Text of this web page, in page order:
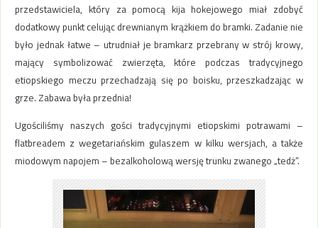
przedstawiciela, który za pomocą kija hokejowego miał zdobyć
dodatkowy punkt celując drewnianym krążkiem do bramki. Zadanie nie
było jednak łatwe – utrudniał je bramkarz przebrany w strój krowy,
mający symbolizować zwierzęta, które podczas tradycyjnego
etiopskiego meczu przechadzają się po boisku, przeszkadzając w
grze. Zabawa była przednia!
Ugościliśmy naszych gości tradycyjnymi etiopskimi potrawami –
flatbreadem z wegetariańskim gulaszem w kilku wersjach, a także
miodowym napojem – bezalkoholową wersję trunku zwanego „tedż”.